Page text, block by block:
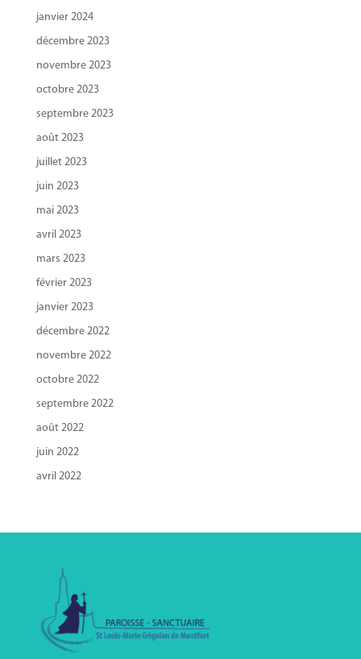
janvier 2024
décembre 2023
novembre 2023
octobre 2023
septembre 2023
août 2023
juillet 2023
juin 2023
mai 2023
avril 2023
mars 2023
février 2023
janvier 2023
décembre 2022
novembre 2022
octobre 2022
septembre 2022
août 2022
juin 2022
avril 2022